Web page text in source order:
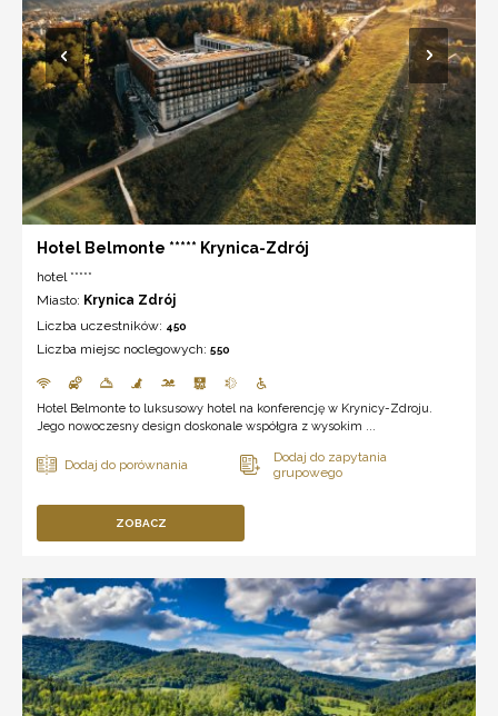
Hotel Belmonte ***** Krynica-Zdrój
hotel *****
Miasto: Krynica Zdrój
Liczba uczestników: 450
Liczba miejsc noclegowych: 550
Hotel Belmonte to luksusowy hotel na konferencję w Krynicy-Zdroju.
Jego nowoczesny design doskonale współgra z wysokim ...
ZOBACZ